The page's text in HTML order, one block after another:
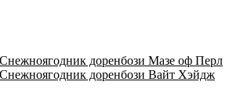
Снежноягодник доренбози Мазе оф Перл
Снежноягодник доренбози Вайт Хэйдж